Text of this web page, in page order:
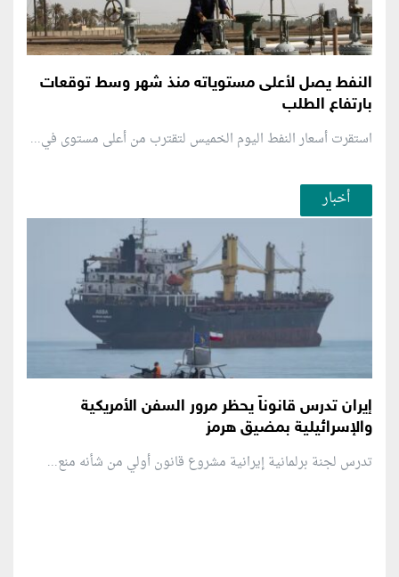
النفط يصل لأعلى مستوياته منذ شهر وسط توقعات
بارتفاع الطلب
استقرت أسعار النفط اليوم الخميس لتقترب من أعلى مستوى في...
أخبار
إيران تدرس قانوناً يحظر مرور السفن الأمريكية
والإسرائيلية بمضيق هرمز
تدرس لجنة برلمانية إيرانية مشروع قانون ⁠أولي من شأنه منع...